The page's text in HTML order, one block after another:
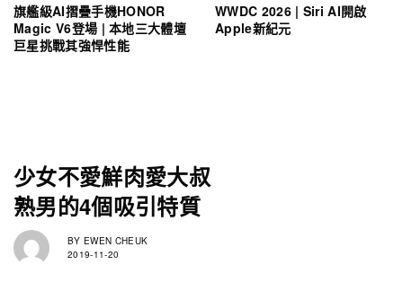
旗艦級AI摺疊手機HONOR
Magic V6登場 | 本地三大體壇
巨星挑戰其強悍性能
WWDC 2026 | Siri AI開啟
Apple新紀元
少女不愛鮮肉愛大叔
熟男的4個吸引特質
BY EWEN CHEUK
2019-11-20